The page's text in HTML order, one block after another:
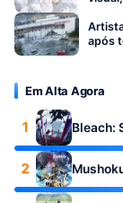
após
Em Alta Agora
1 Bleach:
2